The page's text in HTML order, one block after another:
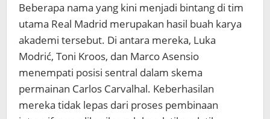
Beberapa nama yang kini menjadi bintang di tim
utama Real Madrid merupakan hasil buah karya
akademi tersebut. Di antara mereka, Luka
Modrić, Toni Kroos, dan Marco Asensio
menempati posisi sentral dalam skema
permainan Carlos Carvalhal. Keberhasilan
mereka tidak lepas dari proses pembinaan